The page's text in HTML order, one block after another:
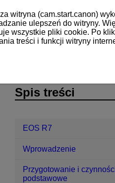
Odtwarzanie
Spis treści
EOS R7
Wprowadzenie
Przygotowanie i
podstawowe
witryna (cam.start.canon)
ulepszeń do witryny.
wszystkie pliki cookie. Po
treści i funkcji witryny